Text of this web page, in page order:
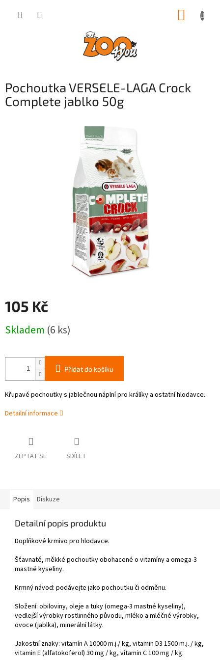
Pochoutka VERSELE-LAGA Crock
Complete jablko 50g
105 Kč
cena:
Skladem (6 ks)
Přidat do košíku
Křupavé pochoutky s jablečnou náplní pro králíky a ostatní hlodavce.
Detailní informace
ZEPTAT SE SDÍLET
Popis Diskuze
Detailní popis produktu
Doplňkové krmivo pro hlodavce.
Šťavnaté, měkké pochoutky obohacené o vitamíny a omega-3
mastné kyseliny.
Krmný návod: podávejte jako pochoutku či odměnu.
Složení: obiloviny, oleje a tuky (omega-3 mastné kyseliny),
vedlejší výrobky rostlinného původu, mléko a mléčné výrobky,
ovoce (jablka), minerální látky.
Jakostní znaky: vitamín A 10000 m.j./ kg, vitamin D3 1500 m.j. / kg,
vitamin E (alfatokoferol) 30 mg / kg, vitamin C 100 mg / kg.